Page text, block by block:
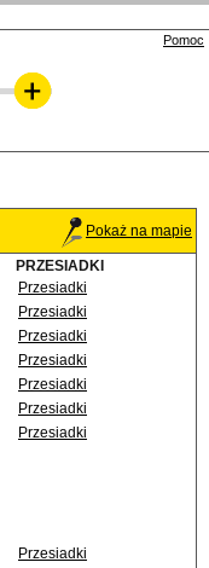
Pomoc
Pokaż na mapie
PRZESIADKI
Przesiadki
Przesiadki
Przesiadki
Przesiadki
Przesiadki
Przesiadki
Przesiadki
Przesiadki